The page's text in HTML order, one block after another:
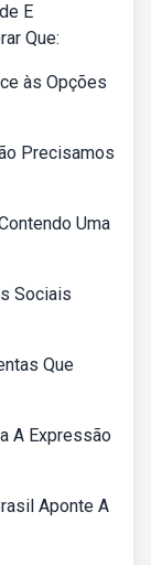
E
Que:
às Opções
Precisamos
Uma
Sociais
Que
A Expressão
Aponte A